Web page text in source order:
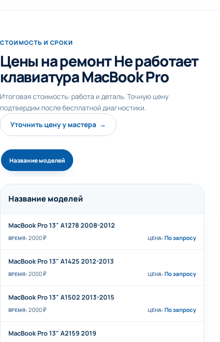
СТОИМОСТЬ И СРОКИ
Цены на ремонт Не работает
клавиатура MacBook Pro
Итоговая стоимость: работа и деталь. Точную цену
подтвердим после бесплатной диагностики.
Уточнить цену у мастера →
Название моделей
Название моделей
MacBook Pro 13" A1278 2008-2012
2000 ₽ По запросу
MacBook Pro 13" A1425 2012-2013
2000 ₽ По запросу
MacBook Pro 13" A1502 2013-2015
2000 ₽ По запросу
MacBook Pro 13" A2159 2019